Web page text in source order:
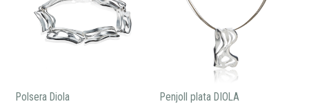
Polsera Diola Penjoll plata DIOLA